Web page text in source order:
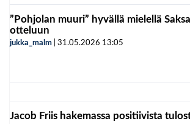
”Pohjolan muuri” hyvällä mielellä
otteluun
jukka_malm 31.05.2026 13:05
Jacob Friis hakemassa positiivista